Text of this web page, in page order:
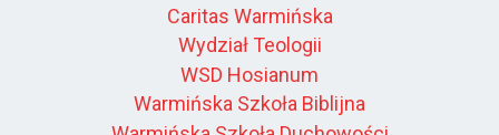
Caritas Warmińska
Wydział Teologii
WSD Hosianum
Warmińska Szkoła Biblijna